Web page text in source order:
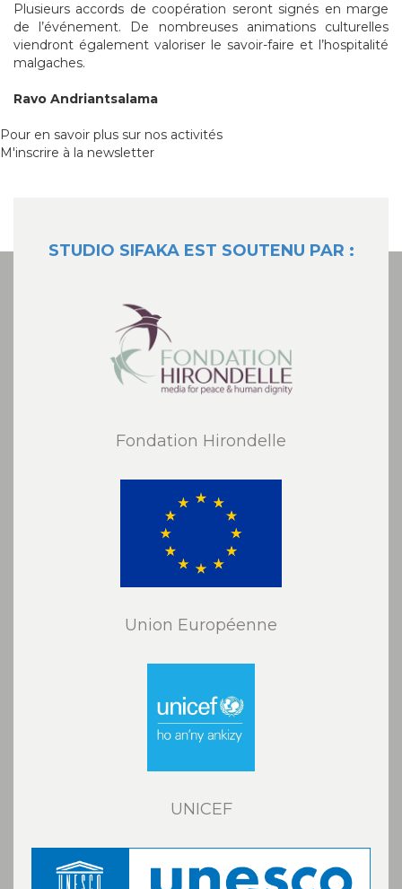
Plusieurs accords de coopération seront signés en marge
de l’événement. De nombreuses animations culturelles
viendront également valoriser le savoir-faire et l’hospitalité
malgaches.
Ravo Andriantsalama
Pour en savoir plus sur nos activités
M'inscrire à la newsletter
STUDIO SIFAKA EST SOUTENU PAR :
Fondation Hirondelle
Union Européenne
UNICEF